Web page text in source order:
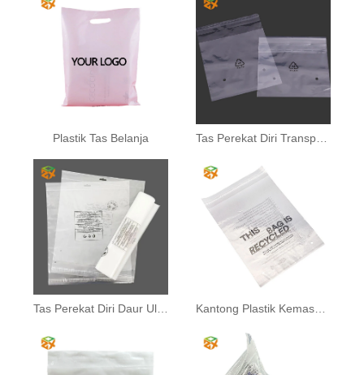
Plastik Tas Belanja
Tas Perekat Diri Daur Ulang